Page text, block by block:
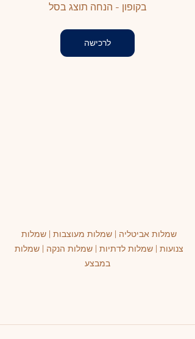
בקופון - הנחה תוצג בסל
לרכישה
שמלות אביטליה | שמלות מעוצבות | שמלות
צנועות | שמלות לדתיות | שמלות הנקה | שמלות
במבצע